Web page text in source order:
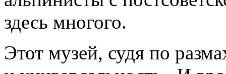
здесь многого.
Этот музей, судя по